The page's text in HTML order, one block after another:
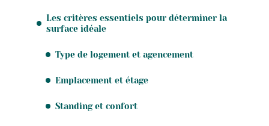
Les critères essentiels pour déterminer la
surface idéale
Type de logement et agencement
Emplacement et étage
Standing et confort